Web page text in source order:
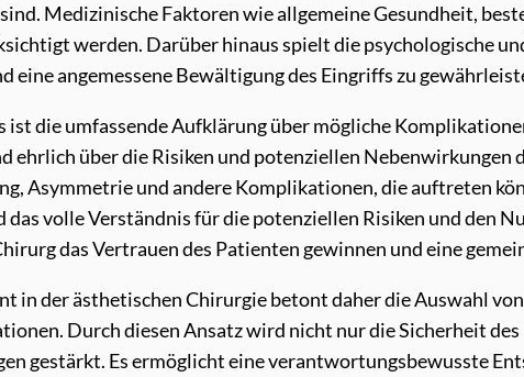
Medizinische Faktoren wie allgemeine Gesundheit,
werden. Darüber hinaus spielt die psychologische
angemessene Bewältigung des Eingriffs zu
die umfassende Aufklärung über mögliche
ehrlich über die Risiken und potenziellen
Asymmetrie und andere Komplikationen, die auftreten
volle Verständnis für die potenziellen Risiken und den
das Vertrauen des Patienten gewinnen und eine
der ästhetischen Chirurgie betont daher die Auswahl
Durch diesen Ansatz wird nicht nur die Sicherheit
gestärkt. Es ermöglicht eine verantwortungsbewusste